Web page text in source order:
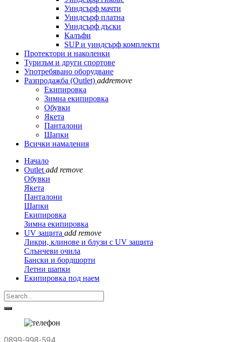
Уиндсърф мачти
Уиндсърф платна
Уиндсърф дъски
Калъфи
SUP и уиндсърф комплекти
Протектори и наколенки
Туризъм и други спортове
Употребявано оборудване
Разпродажба (Outlet) addremove
Екипировка
Зимна екипировка
Обувки
Якета
Панталони
Шапки
Всички намаления
Начало
Outlet add remove
Обувки
Якета
Панталони
Шапки
Екипировка
Зимна екипировка
UV защита add remove
Ликри, клинове и блузи с UV защита
Слънчеви очила
Бански и бордшорти
Летни шапки
Екипировка под наем